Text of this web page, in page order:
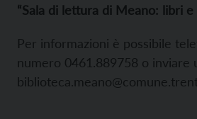
“Sala di lettura di Meano: libri e
Per informazioni è possibile
numero 0461.889758 o inviare